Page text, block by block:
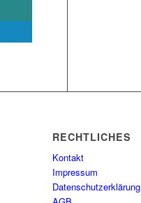
RECHTLICHES
Kontakt
Impressum
Datenschutzerklärung